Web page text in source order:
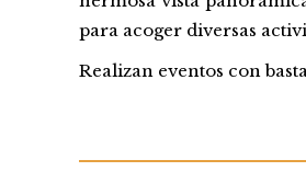
para acoger diversas
Realizan eventos con